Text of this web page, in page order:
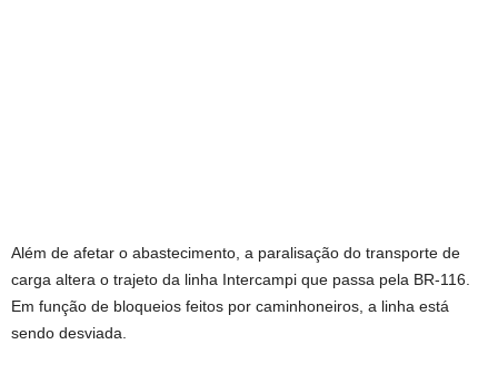
Além de afetar o abastecimento, a paralisação do transporte de
carga altera o trajeto da linha Intercampi que passa pela BR-116.
Em função de bloqueios feitos por caminhoneiros, a linha está
sendo desviada.